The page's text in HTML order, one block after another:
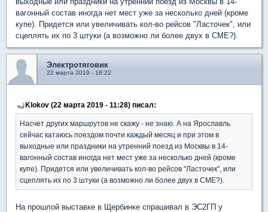
вагонный состав иногда нет мест уже за несколько дней (кроме
купе). Придется или увеличивать кол-во рейсов "Ласточек", или
сцеплять их по 3 штуки (а возможно ли более двух в СМЕ?).
Электротяговик
22 марта 2019 - 18:22
Klokov (22 марта 2019 - 11:28) писал:
Насчет других маршрутов не скажу - не знаю. А на Ярославль
сейчас катаюсь поездом почти каждый месяц и при этом в
выходные или праздники на утренний поезд из Москвы в 14-
вагонный состав иногда нет мест уже за несколько дней (кроме
купе). Придется или увеличивать кол-во рейсов "Ласточек", или
сцеплять их по 3 штуки (а возможно ли более двух в СМЕ?).
На прошлой выставке в Щербинке спрашивал в ЭС2ГП у